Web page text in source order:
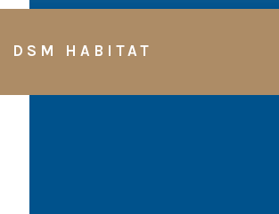
DSM HABITAT